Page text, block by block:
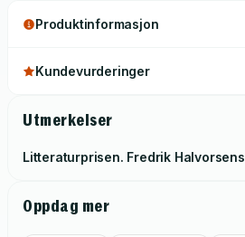
Produktinformasjon
Kundevurderinger
Utmerkelser
Litteraturprisen. Fredrik
Oppdag mer